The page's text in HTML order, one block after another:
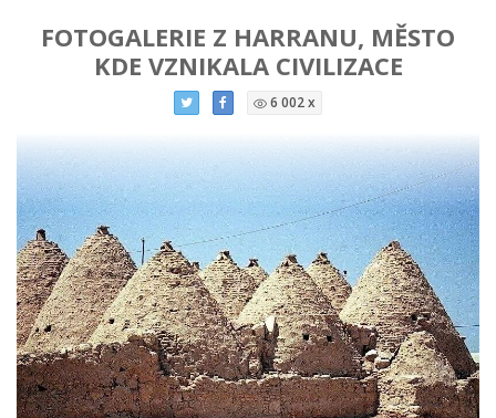
FOTOGALERIE Z HARRANU, MĚSTO
KDE VZNIKALA CIVILIZACE
6 002 x